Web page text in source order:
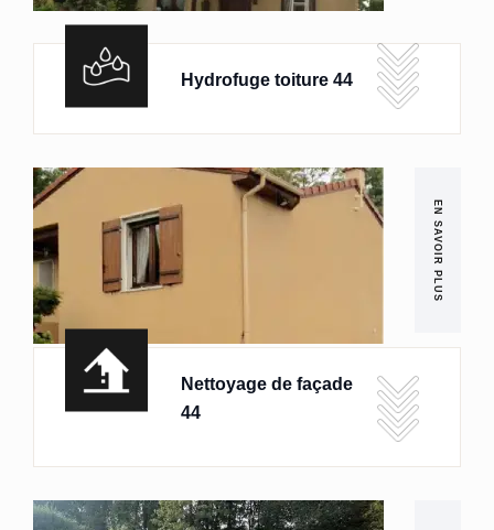
Hydrofuge toiture 44
EN SAVOIR PLUS
Nettoyage de façade
44